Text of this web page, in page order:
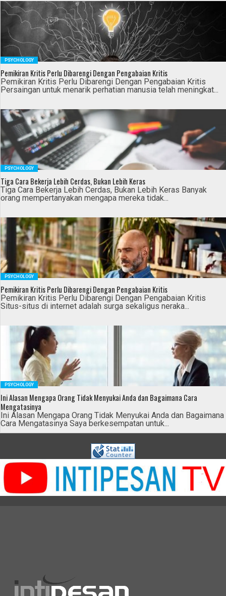
PSYCHOLOGY
Pemikiran Kritis Perlu Dibarengi Dengan Pengabaian Kritis
Pemikiran Kritis Perlu Dibarengi Dengan Pengabaian Kritis
Persaingan untuk menarik perhatian manusia telah meningkat...
PSYCHOLOGY
Tiga Cara Bekerja Lebih Cerdas, Bukan Lebih Keras
Tiga Cara Bekerja Lebih Cerdas, Bukan Lebih Keras Banyak
orang mempertanyakan mengapa mereka tidak...
PSYCHOLOGY
Pemikiran Kritis Perlu Dibarengi Dengan Pengabaian Kritis
Pemikiran Kritis Perlu Dibarengi Dengan Pengabaian Kritis
Situs-situs di internet adalah surga sekaligus neraka...
PSYCHOLOGY
Ini Alasan Mengapa Orang Tidak Menyukai Anda dan Bagaimana Cara
Mengatasinya
Ini Alasan Mengapa Orang Tidak Menyukai Anda dan Bagaimana
Cara Mengatasinya Saya berkesempatan untuk...